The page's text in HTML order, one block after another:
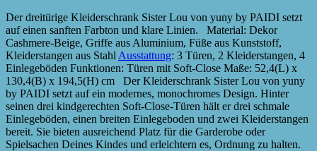
Der dreitürige Kleiderschrank Sister Lou von yuny by PAIDI setzt
auf einen sanften Farbton und klare Linien. Material: Dekor
Cashmere-Beige, Griffe aus Aluminium, Füße aus Kunststoff,
Kleiderstangen aus Stahl Ausstattung: 3 Türen, 2 Kleiderstangen, 4
Einlegeböden Funktionen: Türen mit Soft-Close Maße: 52,4(L) x
130,4(B) x 194,5(H) cm Der Kleiderschrank Sister Lou von yuny
by PAIDI setzt auf ein modernes, monochromes Design. Hinter
seinen drei kindgerechten Soft-Close-Türen hält er drei schmale
Einlegeböden, einen breiten Einlegeboden und zwei Kleiderstangen
bereit. Sie bieten ausreichend Platz für die Garderobe oder
Spielsachen Deines Kindes und erleichtern es, Ordnung zu halten.